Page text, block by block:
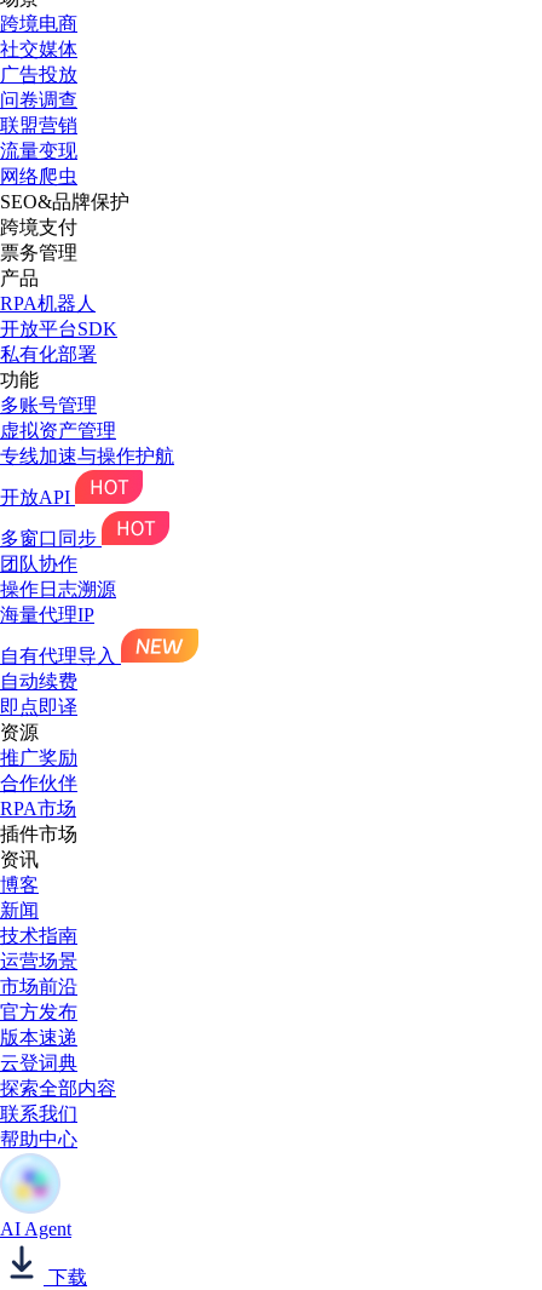
跨境电商
社交媒体
广告投放
问卷调查
联盟营销
流量变现
网络爬虫
SEO&品牌保护
跨境支付
票务管理
产品
RPA机器人
开放平台SDK
私有化部署
功能
多账号管理
虚拟资产管理
专线加速与操作护航
开放API
多窗口同步
团队协作
操作日志溯源
海量代理IP
自有代理导入
自动续费
即点即译
资源
推广奖励
合作伙伴
RPA市场
插件市场
资讯
博客
新闻
技术指南
运营场景
市场前沿
官方发布
版本速递
云登词典
探索全部内容
联系我们
帮助中心
AI Agent
下载